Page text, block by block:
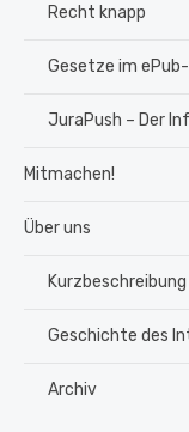
Recht knapp
Gesetze im
JuraPush – Der
Mitmachen!
Über uns
Kurzbeschreibung
Geschichte des
Archiv